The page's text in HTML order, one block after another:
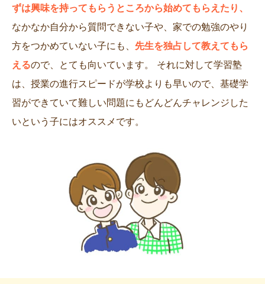
ずは興味を持ってもらうところから始めてもらえたり、
なかなか自分から質問できない子や、家での勉強のやり
方をつかめていない子にも、 先生を独占して教えてもら
えるので、とても向いています。 それに対して学習塾
は、授業の進行スピードが学校よりも早いので、基礎学
習ができていて難しい問題にもどんどんチャレンジした
いという子にはオススメです。